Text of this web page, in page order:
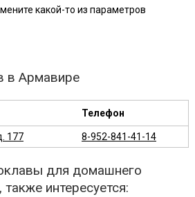
какой-то из параметров
в Армавире
Телефон
177 8-952-841-41-14
для домашнего
интересуется: